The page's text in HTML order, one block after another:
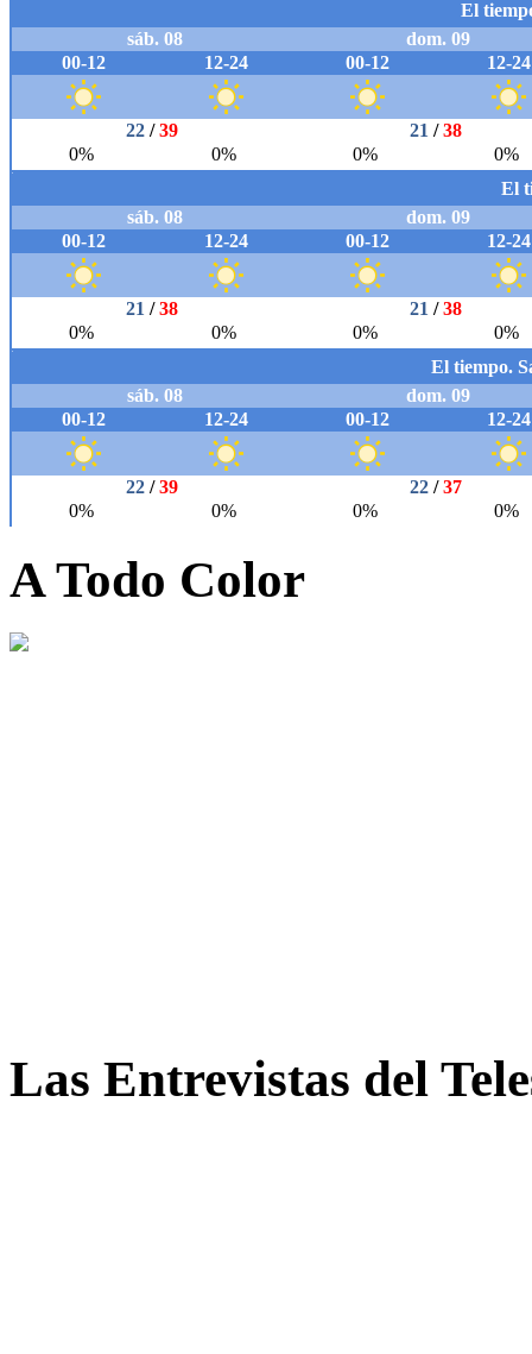
A Todo Color
Las Entrevistas del